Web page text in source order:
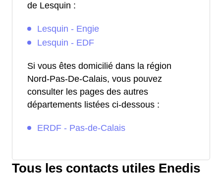
de Lesquin :
Lesquin - Engie
Lesquin - EDF
Si vous êtes domicilié dans la région
Nord-Pas-De-Calais, vous pouvez
consulter les pages des autres
départements listées ci-dessous :
ERDF - Pas-de-Calais
Tous les contacts utiles Enedis